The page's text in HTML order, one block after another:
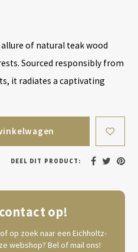
of natural teak wood
Sourced responsibly from
it radiates a captivating
DEEL DIT PRODUCT:
op!
op zoek naar een Eichholtz-
webshop? Bel of mail ons!